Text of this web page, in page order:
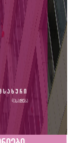
დასაქმება